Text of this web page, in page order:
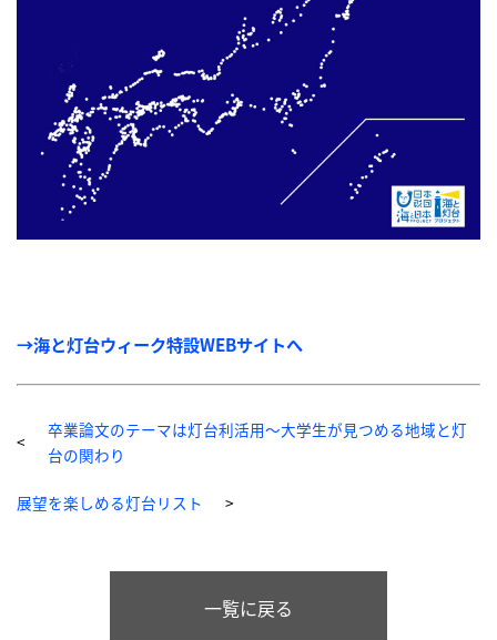
→海と灯台ウィーク特設WEBサイトへ
卒業論文のテーマは灯台利活用～大学生が見つめる地域と灯
台の関わり
展望を楽しめる灯台リスト
一覧に戻る